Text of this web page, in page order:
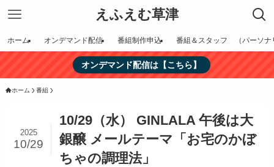
えふえむ草津
ホーム オンデマンド配信 番組制作申込 番組＆スタッフ （パーソナ
オンデマンド配信は【こちら】
ホーム 番組
10/29（水） GINLALA 午後は大
銀醸 メールテーマ「お宅のかぼ
ちゃの調理法」
2025
10/29